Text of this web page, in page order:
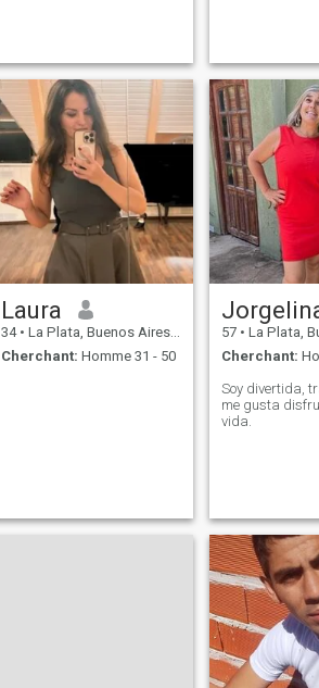
Laura
34 • La Plata, Buenos Aires, Argentine
Cherchant: Homme 31 - 50
57 • La Plata,
Cherchant:
Soy divertida,
me gusta
vida.